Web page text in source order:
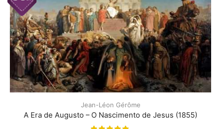
Jean-Léon Gérôme
A Era de Augusto – O Nascimento de Jesus (1855)